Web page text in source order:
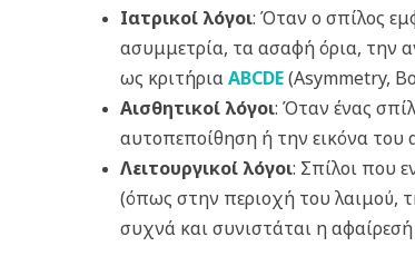
Ιατρικοί λόγοι: Όταν ο σπίλος
ασυμμετρία, τα ασαφή όρια, την
ως κριτήριαABCDE(Asymmetry,
Αισθητικοί λόγοι: Όταν ένας
αυτοπεποίθηση ή την εικόνα του
Λειτουργικοί λόγοι: Σπίλοι που
(όπως στην περιοχή του λαιμού,
συχνά και συνιστάται η